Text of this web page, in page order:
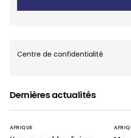
Centre de confidentialité
Dernières actualités
AFRIQUE